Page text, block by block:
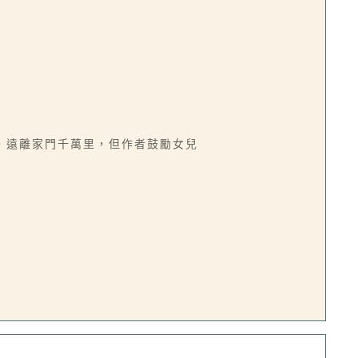
離家門千萬里，但作者鼓勵女兒